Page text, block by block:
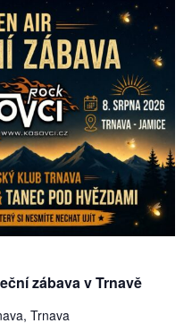
zábava v Trnavě
Trnava